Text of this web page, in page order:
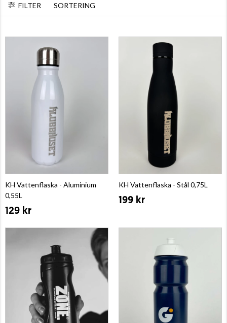
FILTER SORTERING
KH Vattenflaska - Aluminium
0,55L
129 kr
KH Vattenflaska - Stål 0,75L
199 kr